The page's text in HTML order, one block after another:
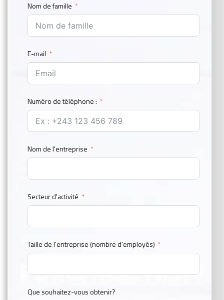
Nom de famille
E-mail
Numéro de téléphone :
Nom de l'entreprise
Secteur d'activité
Taille de l'entreprise (nombre d'employés)
Que souhaitez-vous obtenir?